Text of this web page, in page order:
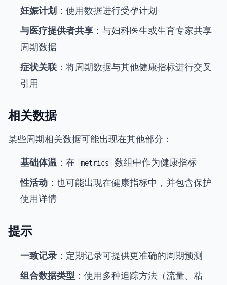
妊娠计划 ：使用数据进行受孕计划
与医疗提供者共享 ：与妇科医生或生育专家共享
周期数据
症状关联 ：将周期数据与其他健康指标进行交叉
引用
相关数据
某些周期相关数据可能出现在其他部分：
基础体温 ：在 metrics
数组中作为健康指标
性活动 ：也可能出现在健康指标中，并包含保护
使用详情
提示
一致记录 ：定期记录可提供更准确的周期预测
组合数据类型 ：使用多种追踪方法（流量、粘